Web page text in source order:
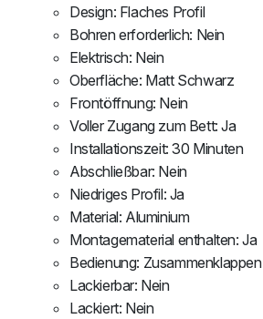
Design: Flaches Profil
Bohren erforderlich: Nein
Elektrisch: Nein
Oberfläche: Matt Schwarz
Frontöffnung: Nein
Voller Zugang zum Bett: Ja
Installationszeit: 30 Minuten
Abschließbar: Nein
Niedriges Profil: Ja
Material: Aluminium
Montagematerial enthalten: Ja
Bedienung: Zusammenklappen
Lackierbar: Nein
Lackiert: Nein